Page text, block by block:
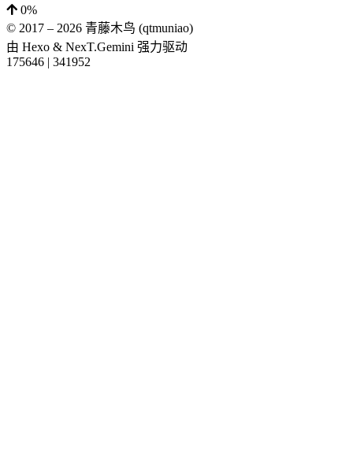
0%
© 2017 – 2026 青藤木鸟 (qtmuniao)
由 Hexo & NexT.Gemini 强力驱动
175646 | 341952